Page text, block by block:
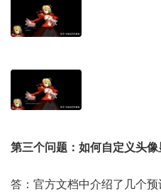
第三个问题：如何自定义头像
答：官方文档中介绍了几个